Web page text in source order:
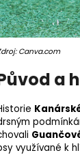
Canva.com
a
využívané k